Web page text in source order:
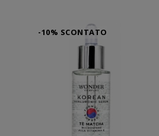
-10% SCONTATO